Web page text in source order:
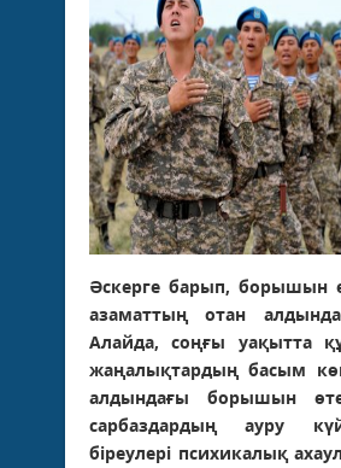
Әскерге барып, борышын
азаматтың отан
Алайда, соңғы уақытта
жаңалықтардың басым
алдындағы борышын
сарбаздардың ауру
біреулері психикалық